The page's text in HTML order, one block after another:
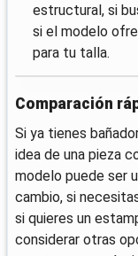
estructural, si
si el modelo
para tu talla.
Comparación
Si ya tienes
idea de una pieza
modelo puede ser
cambio, si
si quieres un
considerar otras